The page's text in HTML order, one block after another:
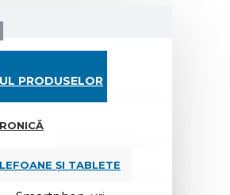
PRODUSELOR
ȘI TABLETE